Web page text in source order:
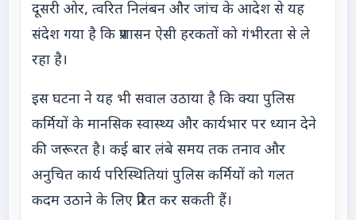
दूसरी ओर, त्वरित निलंबन और जांच के आदेश से यह
संदेश गया है कि प्रशासन ऐसी हरकतों को गंभीरता से ले
रहा है।
इस घटना ने यह भी सवाल उठाया है कि क्या पुलिस
कर्मियों के मानसिक स्वास्थ्य और कार्यभार पर ध्यान देने
की जरूरत है। कई बार लंबे समय तक तनाव और
अनुचित कार्य परिस्थितियां पुलिस कर्मियों को गलत
कदम उठाने के लिए प्रेरित कर सकती हैं।